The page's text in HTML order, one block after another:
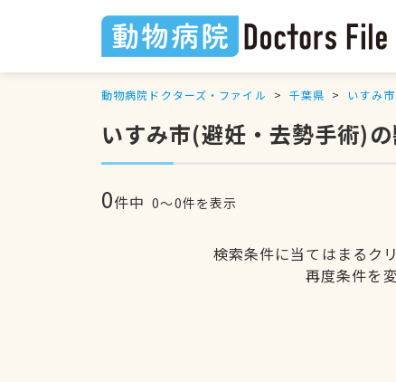
動物病院ドクターズ・ファイル 千葉県 いすみ市
いすみ市(避妊・去勢手術)
0件中 0〜0件を表示
検索条件に当てはまるク
再度条件を